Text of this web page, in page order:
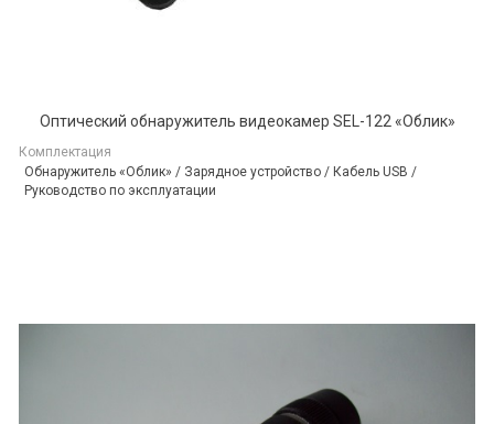
Оптический обнаружитель видеокамер SEL-122 «Облик»
Комплектация
Обнаружитель «Облик» / Зарядное устройство / Кабель USB /
Руководство по эксплуатации